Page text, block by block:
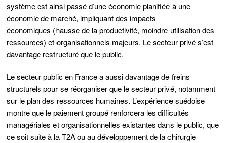
système est ainsi passé d’une économie planifiée à une
économie de marché, impliquant desimpacts
économiques (hausse de la productivité, moindre utilisation des
ressources) et organisationnels majeurs. Le secteur privé s’est
davantage restructuré que le public.
Le secteur public en France a aussi davantage de freins
structurels pour se réorganiser que le secteur privé, notamment
sur le plan des ressources humaines. L’expérience suédoise
montre que le paiement groupé renforcera les difficultés
managériales et organisationnelles existantes dans le public, que
ce soit suite à la T2A ou au développement de la chirurgie